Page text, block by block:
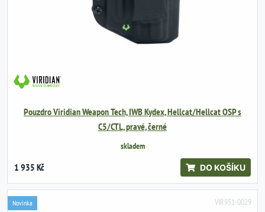
Pouzdro Viridian Weapon Tech, IWB Kydex, Hellcat/Hellcat OSP s
C5/CTL, pravé, černé
skladem
1 935 Kč DO KOŠÍKU
VIR951-0029
Novinka